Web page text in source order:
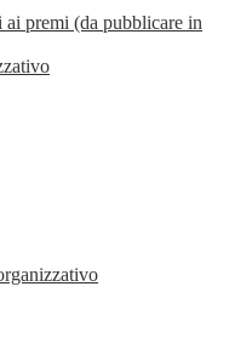
premi (da pubblicare in